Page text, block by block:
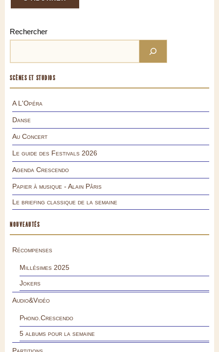
Rechercher
SCÈNES ET STUDIOS
A L'Opéra
Danse
Au Concert
Le guide des Festivals 2026
Agenda Crescendo
Papier à musique - Alain Pâris
Le briefing classique de la semaine
NOUVEAUTÉS
Récompenses
Millésimes 2025
Jokers
Audio&Vidéo
Phono.Crescendo
5 albums pour la semaine